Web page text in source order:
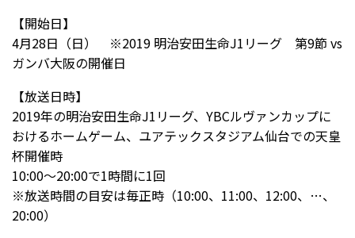
【開始日】
4月28日（日） ※2019 明治安田生命J1 リーグ 第9節 vs
ガンバ大阪の開催日
【放送日時】
2019年の明治安田生命J1 リーグ、 YBCルヴァンカップに
おけるホームゲーム、ユアテックスタジアム仙台での天皇
杯開催時
10:00～20:00で1時間に1回
※放送時間の目安は毎正時（10:00、 11:00、 12:00、 …、
20:00）